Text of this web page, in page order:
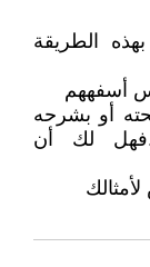
الطريقة
أسفههم
أو بشرحه
لك أن